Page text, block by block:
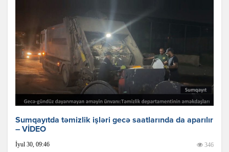
Sumqayıtda təmizlik işləri gecə saatlarında da aparılır
– VİDEO
İyul 30, 09:46 346